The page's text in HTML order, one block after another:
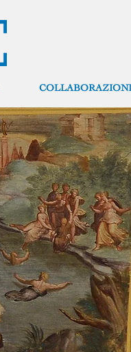
COLLABORAZIONI